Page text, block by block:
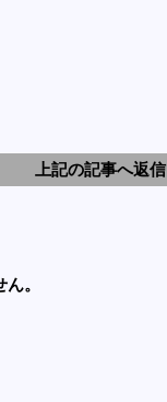
上記の記事へ返信
。